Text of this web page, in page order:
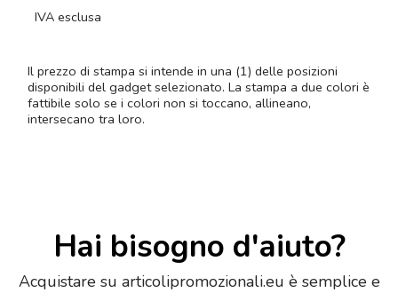
IVA esclusa
Il prezzo di stampa si intende in una (1) delle posizioni
disponibili del gadget selezionato. La stampa a due colori è
fattibile solo se i colori non si toccano, allineano,
intersecano tra loro.
Hai bisogno d'aiuto?
Acquistare su articolipromozionali.eu è semplice e